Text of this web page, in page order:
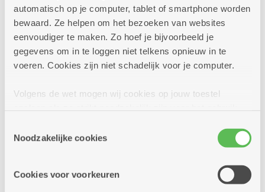
automatisch op je computer, tablet of smartphone worden
bewaard. Ze helpen om het bezoeken van websites
eenvoudiger te maken. Zo hoef je bijvoorbeeld je
gegevens om in te loggen niet telkens opnieuw in te
voeren. Cookies zijn niet schadelijk voor je computer.
Volgens de wet mogen wij cookies op jouw toestel
cookies hebben we jouw toestemming nodig. Sommige
cookies worden geplaatst door derde partijen die een
informatie over jouw (geanonimiseerd) gebruik van onze
Noodzakelijke cookies
Cookies voor voorkeuren
Meer info
25 14u
-
17u
verkoop